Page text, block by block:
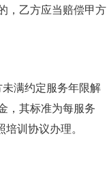
，乙方应当赔偿甲方
满约定服务年限解
，其标准为每服务
训协议办理。